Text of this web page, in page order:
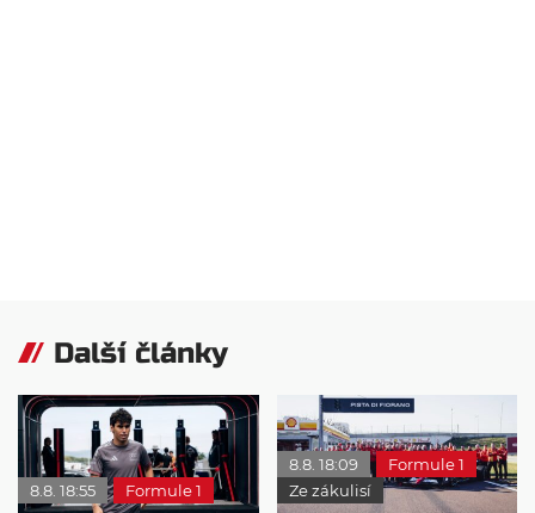
Další články
8.8. 18:55 Formule 1
8.8. 18:09
Formule 1
Ze zákulisí